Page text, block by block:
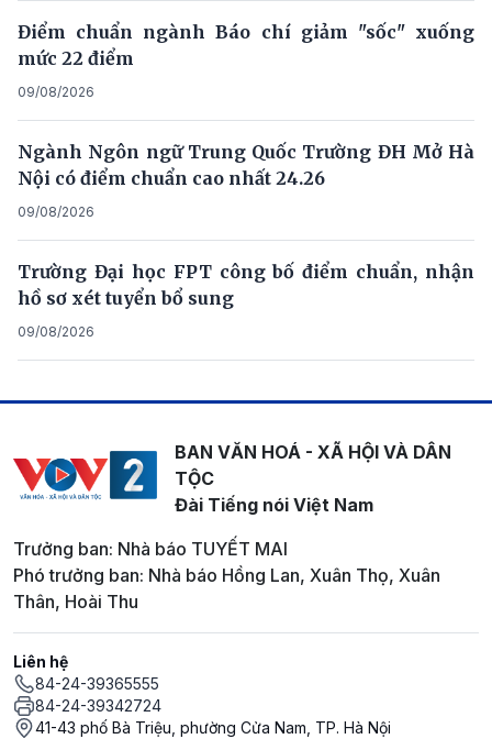
Điểm chuẩn ngành Báo chí giảm "sốc" xuống
mức 22 điểm
09/08/2026
Ngành Ngôn ngữ Trung Quốc Trường ĐH Mở Hà
Nội có điểm chuẩn cao nhất 24.26
09/08/2026
Trường Đại học FPT công bố điểm chuẩn, nhận
hồ sơ xét tuyển bổ sung
09/08/2026
BAN VĂN HOÁ - XÃ HỘI VÀ DÂN
TỘC
Đài Tiếng nói Việt Nam
Trưởng ban: Nhà báo TUYẾT MAI
Phó trưởng ban: Nhà báo Hồng Lan, Xuân Thọ, Xuân
Thân, Hoài Thu
Liên hệ
84-24-39365555
84-24-39342724
41-43 phố Bà Triệu, phường Cửa Nam, TP. Hà Nội